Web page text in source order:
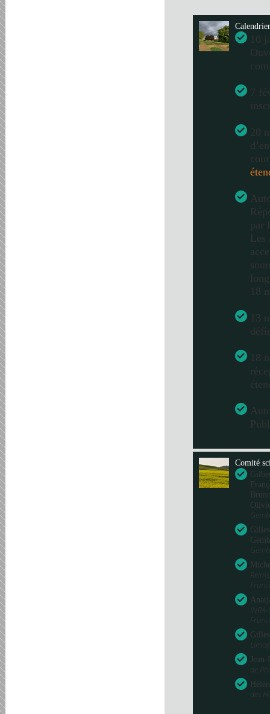
Calendrier
10
7
20
par
Les
18
13
18
Comité
de
des